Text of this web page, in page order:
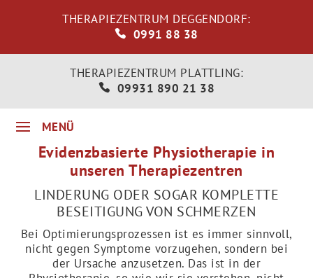
THERAPIEZENTRUM DEGGENDORF:
0991 88 38
THERAPIEZENTRUM PLATTLING:
09931 890 21 38
Evidenzbasierte Physiotherapie in
unseren Therapiezentren
LINDERUNG ODER SOGAR KOMPLETTE
BESEITIGUNG VON SCHMERZEN
Bei Optimierungsprozessen ist es immer sinnvoll,
nicht gegen Symptome vorzugehen, sondern bei
der Ursache anzusetzen. Das ist in der